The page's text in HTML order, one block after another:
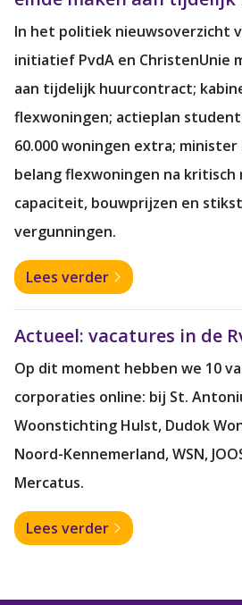
In het politiek nieuwsoverzicht
initiatief PvdA en ChristenUnie
aan tijdelijk huurcontract;
flexwoningen; actieplan
60.000 woningen extra; minister
belang flexwoningen na kritisch
capaciteit, bouwprijzen en
vergunningen.
Lees verder
Actueel: vacatures in de
Op dit moment hebben we 10
corporaties online: bij St.
Woonstichting Hulst, Dudok
Noord-Kennemerland, WSN,
Mercatus.
Lees verder